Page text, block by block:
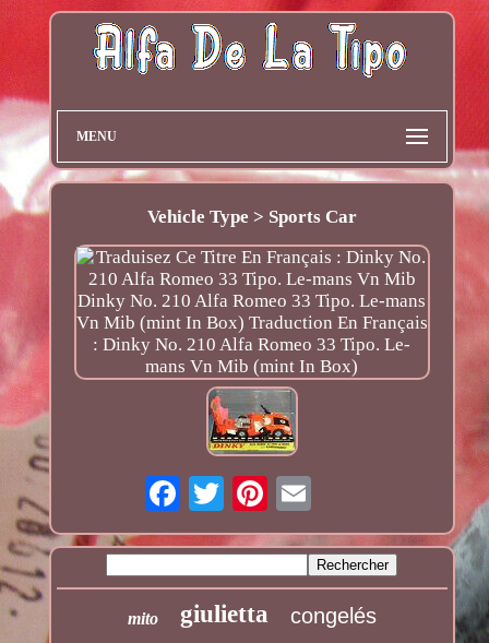
MENU
Vehicle Type > Sports Car
mito giulietta congelés